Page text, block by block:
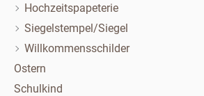
Hochzeitspapeterie
Siegelstempel/Siegel
Willkommensschilder
Ostern
Schulkind